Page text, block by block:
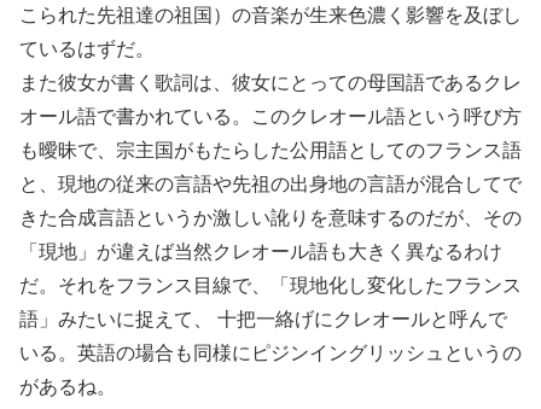
こられた先祖達の祖国）の音楽が生来色濃く影響を及ぼし
ているはずだ。
また彼女が書く歌詞は、彼女にとっての母国語であるクレ
オール語で書かれている。このクレオール語という呼び方
も曖昧で、宗主国がもたらした公用語としてのフランス語
と、現地の従来の言語や先祖の出身地の言語が混合してで
きた合成言語というか激しい訛りを意味するのだが、その
「現地」が違えば当然クレオール語も大きく異なるわけ
だ。それをフランス目線で、「現地化し変化したフランス
語」みたいに捉えて、 十把一絡げにクレオールと呼んで
いる。英語の場合も同様にピジンイングリッシュというの
があるね。